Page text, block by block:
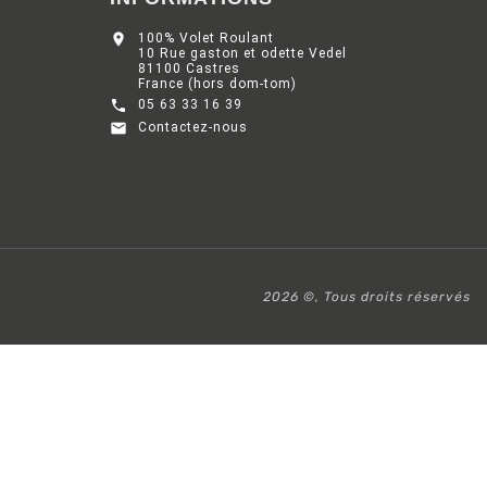

100% Volet Roulant
10 Rue gaston et odette Vedel
81100 Castres
France (hors dom-tom)
 05 63 33 16 39
 Contactez-nous
2026 ©, Tous droits réservés